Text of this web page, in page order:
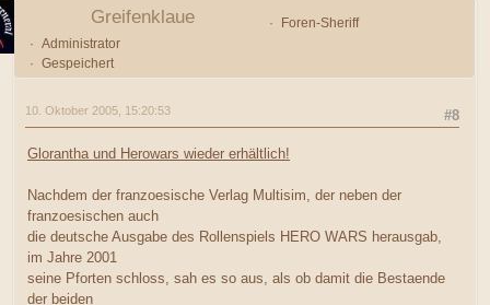
Greifenklaue
Foren-Sheriff
Administrator
Gespeichert
#8
10. Oktober 2005, 15:20:53
Glorantha und Herowars wieder erhältlich!
Nachdem der franzoesische Verlag Multisim, der neben der
franzoesischen auch
die deutsche Ausgabe des Rollenspiels HERO WARS herausgab,
im Jahre 2001
seine Pforten schloss, sah es so aus, als ob damit die Bestaende
der beiden